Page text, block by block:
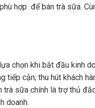
hợp để bán trà sữa.
chọn khi bắt đầu kinh
tiếp cận; thu hút khách
trà sữa chính là trợ thủ
doanh.